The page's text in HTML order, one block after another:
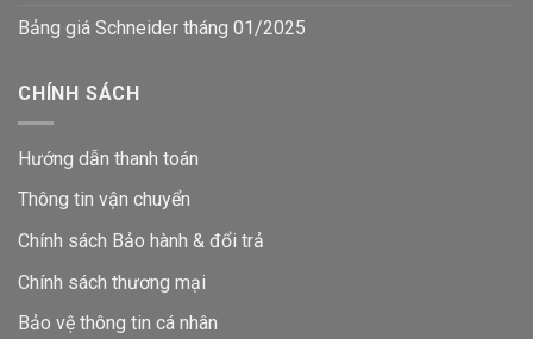
Bảng giá Schneider tháng 01/2025
CHÍNH SÁCH
Hướng dẫn thanh toán
Thông tin vận chuyển
Chính sách Bảo hành & đổi trả
Chính sách thương mại
Bảo vệ thông tin cá nhân